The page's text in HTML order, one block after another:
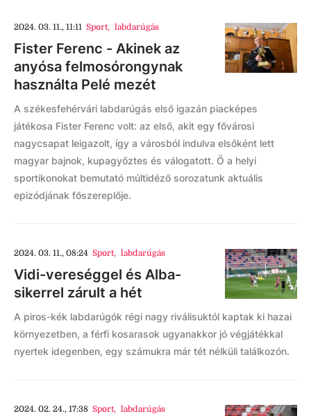
2024. 03. 11., 11:11 Sport, labdarúgás
Fister Ferenc - Akinek az
anyósa felmosórongynak
használta Pelé mezét
A székesfehérvári labdarúgás első igazán piacképes
játékosa Fister Ferenc volt: az első, akit egy fővárosi
nagycsapat leigazolt, így a városból indulva elsőként lett
magyar bajnok, kupagyőztes és válogatott. Ő a helyi
sportikonokat bemutató múltidéző sorozatunk aktuális
epizódjának főszereplője.
2024. 03. 11., 08:24 Sport, labdarúgás
Vidi-vereséggel és Alba-
sikerrel zárult a hét
A piros-kék labdarúgók régi nagy riválisuktól kaptak ki hazai
környezetben, a férfi kosarasok ugyanakkor jó végjátékkal
nyertek idegenben, egy számukra már tét nélküli találkozón.
2024. 02. 24., 17:38 Sport, labdarúgás